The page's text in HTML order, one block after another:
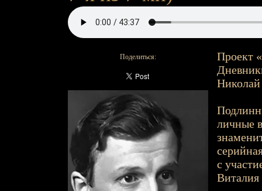
Поделиться:
Проект
личные
с
Виталия